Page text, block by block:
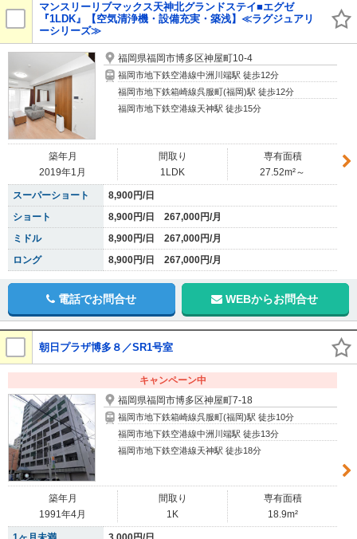
マンスリーリブマックス天神北グランドステイ■エグゼ
『1LDK』【空気清浄機・設備充実・築浅】≪ラグジュアリ
ーシリーズ≫
福岡県福岡市博多区神屋町10-4
福岡市地下鉄空港線中洲川端駅 徒歩12分
福岡市地下鉄箱崎線呉服町(福岡)駅 徒歩12分
福岡市地下鉄空港線天神駅 徒歩15分
築年月
2019年1月
間取り
1LDK
専有面積
27.52m²～
スーパーショート
8,900円/日
ショート
8,900円/日 267,000円/月
ミドル
8,900円/日 267,000円/月
ロング
8,900円/日 267,000円/月
電話でお問合せ WEBからお問合せ
朝日プラザ博多８／SR1号室
キャンペーン中
福岡県福岡市博多区神屋町7-18
福岡市地下鉄箱崎線呉服町(福岡)駅 徒歩10分
福岡市地下鉄空港線中洲川端駅 徒歩13分
福岡市地下鉄空港線天神駅 徒歩18分
築年月
1991年4月
間取り
1K
専有面積
18.9m²